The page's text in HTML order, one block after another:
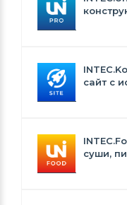
сайт с
суши,